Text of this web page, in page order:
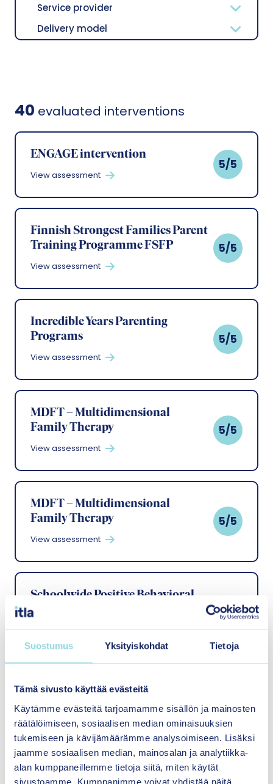
Suostumus Yksityiskohdat Tietoja
Tämä sivusto käyttää evästeitä
Käytämme evästeitä tarjoamamme sisällön ja mainosten
räätälöimiseen, sosiaalisen median ominaisuuksien
tukemiseen ja kävijämäärämme analysoimiseen. Lisäksi
jaamme sosiaalisen median, mainosalan ja analytiikka-
alan kumppaneillemme tietoja siitä, miten käytät
sivustoamme. Kumppanimme voivat yhdistää näitä
Service provider
Delivery model
40 evaluated interventions
ENGAGE intervention
View assessment
5/5
Finnish Strongest Families Parent
Training Programme FSFP
View assessment
5/5
Incredible Years Parenting
Programs
View assessment
5/5
MDFT – Multidimensional
Family Therapy
View assessment
5/5
MDFT – Multidimensional
Family Therapy
View assessment
5/5
Schoolwide Positive Behavioral
Interventions and Supports
View assessment
5/5
ABC for Parents, All Children in
View assessment
4/5
Friends programme: Friends for